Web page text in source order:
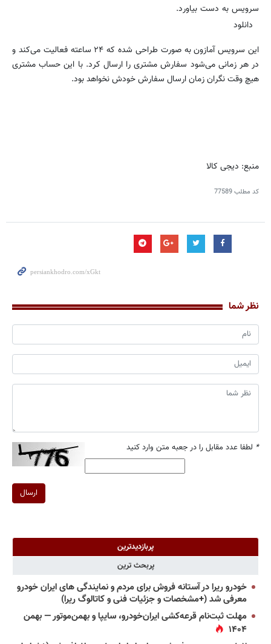
سرویس به دست بیاورد.
دانلود
این سرویس آمازون به صورت طراحی شده که ۲۴ ساعته فعالیت می‌کند و
در هر زمانی می‌شود سفارش مشتری را ارسال کرد. با این حساب مشتری
هیچ وقت نگران زمان ارسال سفارش خودش نخواهد بود.
منبع: دیجی کالا
کد مطلب77589
نظر شما
* لطفا عدد مقابل را در جعبه متن وارد کنید
ارسال
پربازدیدترین
پربحث ترین
خودرو ریرا در آستانه فروش برای مردم و نمایندگی های ایران خودرو
معرفی شد (+مشخصات و جزئیات فنی و کاتالوگ ریرا)
مهلت ثبت‌نام قرعه‌کشی ایران‌خودرو، سایپا و بهمن‌موتور — بهمن
۱۴۰۴